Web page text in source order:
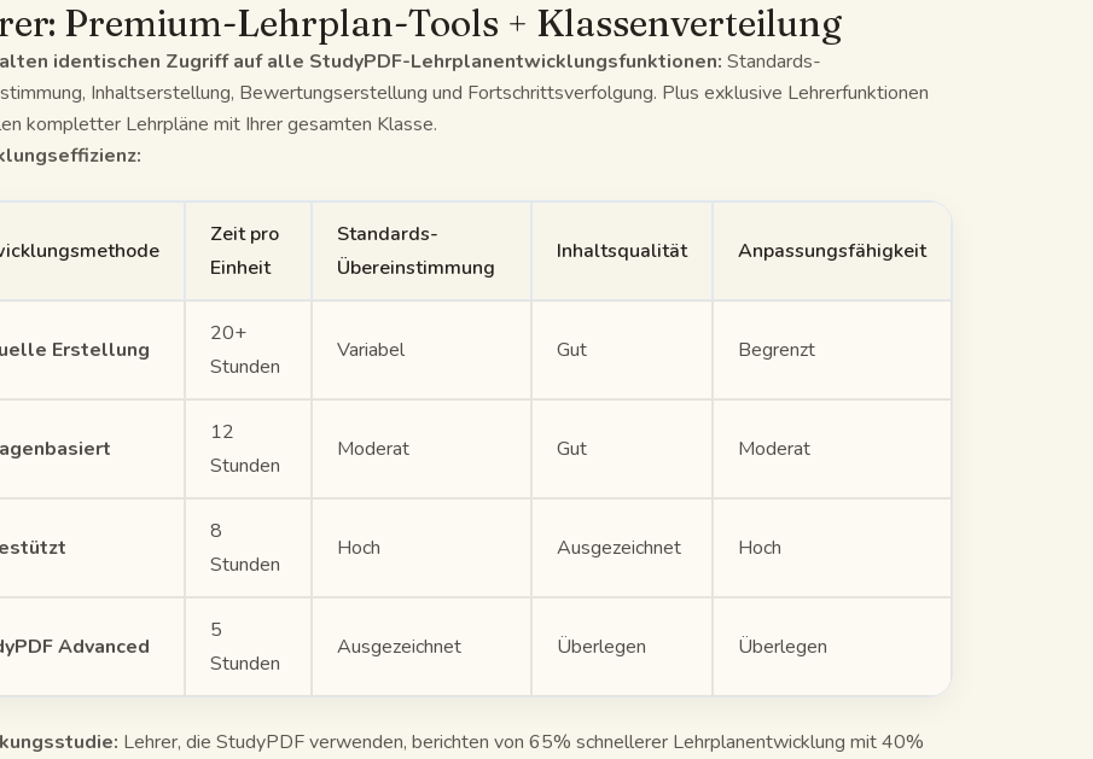
Premium-Lehrplan-Tools + Klassenverteilung
identischen Zugriff auf alle StudyPDF-Lehrplanentwicklungsfunktionen: Standards-
Inhaltserstellung, Bewertungserstellung und Fortschrittsverfolgung. Plus exklusive Lehrerfunktionen
kompletter Lehrpläne mit Ihrer gesamten Klasse.
Zeit pro
Einheit
Standards-
Übereinstimmung
Inhaltsqualität Anpassungsfähigkeit
Erstellung
20+
Stunden
Variabel Gut Begrenzt
12
Stunden
Moderat Gut Moderat
8
Stunden
Hoch Ausgezeichnet Hoch
Advanced
5
Stunden
Ausgezeichnet Überlegen Überlegen
Lehrer, die StudyPDF verwenden, berichten von 65% schnellerer Lehrplanentwicklung mit 40%